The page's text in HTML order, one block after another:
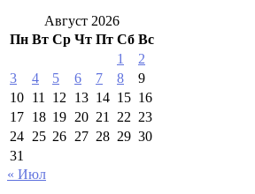
Август 2026
Пн Вт Ср Чт Пт Сб Вс
1
2
3
4 5 6 7 8
9
10 11 12 13 14 15 16
17 18 19 20 21 22 23
24 25 26 27 28 29 30
31
« Июл